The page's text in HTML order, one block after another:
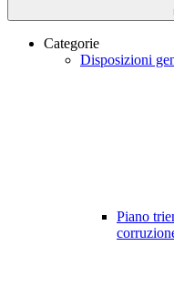
Categorie
Disposizioni
Piano